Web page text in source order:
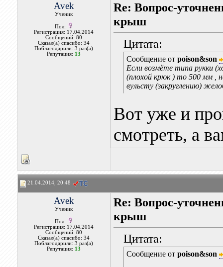
Avek
Ученик
Пол:
Регистрация: 17.04.2014
Сообщений: 80
Сказал(а) спасибо: 34
Поблагодарили: 3 раз(а)
Репутация: 13
Re: Вопрос-
крыш
Цитата:
Сообщение от poison&son
Если возмёте типа рукки
(плохой крюк ) то 500 мм ,
вульсту (закруглению)
Вот уже и
смотреть, а
21.04.2014, 20:48
Avek
Ученик
Пол:
Регистрация: 17.04.2014
Сообщений: 80
Сказал(а) спасибо: 34
Поблагодарили: 3 раз(а)
Репутация: 13
Re: Вопрос-
крыш
Цитата:
Сообщение от poison&son